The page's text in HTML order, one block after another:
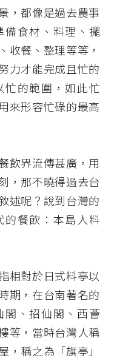
，都像是過去農事
備食材、料理、擺
收餐、整理等等，
力才能完成且忙的
的範圍，如此忙
來形容忙碌的最高
飲界流傳甚廣，用
，那不曉得過去台
述呢？說到台灣的
的餐飲：本島人料
相對於日式料亭以
期，在台南著名的
閣、招仙閣、西薈
等，當時台灣人稱
，稱之為「旗亭」